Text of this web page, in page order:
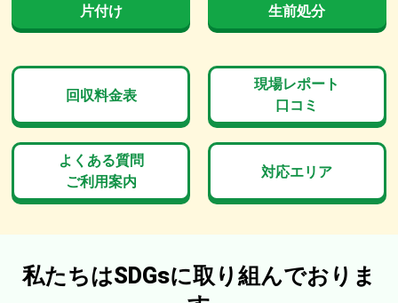
片付け
生前処分
回収料金表
現場レポート
口コミ
よくある質問
ご利用案内
対応エリア
私たちはSDGsに取り組んでおりま